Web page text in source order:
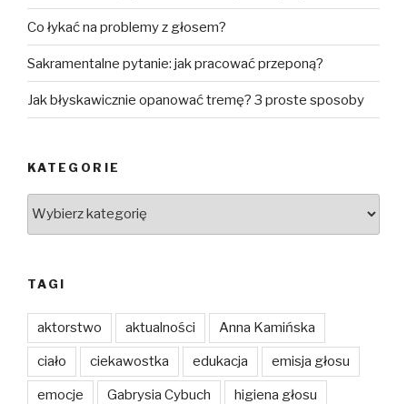
Co łykać na problemy z głosem?
Sakramentalne pytanie: jak pracować przeponą?
Jak błyskawicznie opanować tremę? 3 proste sposoby
KATEGORIE
TAGI
aktorstwo aktualności Anna Kamińska
ciało ciekawostka edukacja emisja głosu
emocje Gabrysia Cybuch higiena głosu